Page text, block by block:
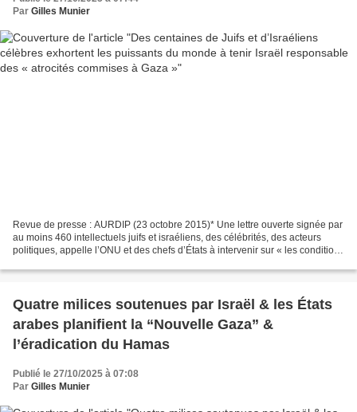
Par Gilles Munier
Revue de presse : AURDIP (23 octobre 2015)* Une lettre ouverte signée par
au moins 460 intellectuels juifs et israéliens, des célébrités, des acteurs
politiques, appelle l’ONU et des chefs d’États à intervenir sur « les conditions
Quatre milices soutenues par Israël & les États
arabes planifient la “Nouvelle Gaza” &
l’éradication du Hamas
Publié le 27/10/2025 à 07:08
Par Gilles Munier